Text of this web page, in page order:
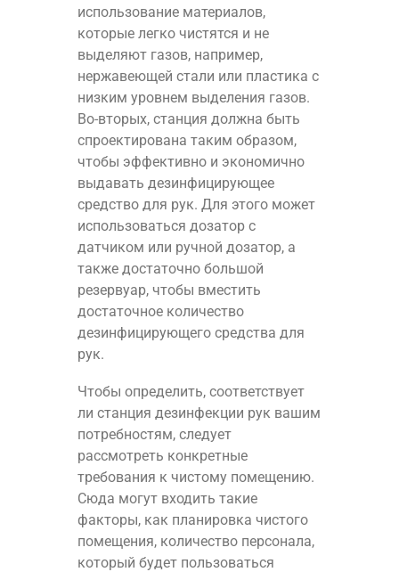
использование материалов,
которые легко чистятся и не
выделяют газов, например,
нержавеющей стали или пластика с
низким уровнем выделения газов.
Во-вторых, станция должна быть
спроектирована таким образом,
чтобы эффективно и экономично
выдавать дезинфицирующее
средство для рук. Для этого может
использоваться дозатор с
датчиком или ручной дозатор, а
также достаточно большой
резервуар, чтобы вместить
достаточное количество
дезинфицирующего средства для
рук.
Чтобы определить, соответствует
ли станция дезинфекции рук вашим
потребностям, следует
рассмотреть конкретные
требования к чистому помещению.
Сюда могут входить такие
факторы, как планировка чистого
помещения, количество персонала,
который будет пользоваться